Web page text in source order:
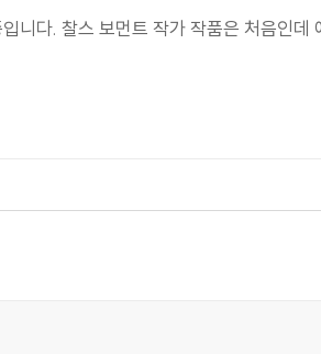
다. 찰스 보먼트 작가 작품은 처음인데